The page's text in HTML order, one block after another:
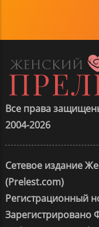
Все права
2004-2026
Сетевое издание
(Prelest.com)
Регистрационный
Зарегистрировано